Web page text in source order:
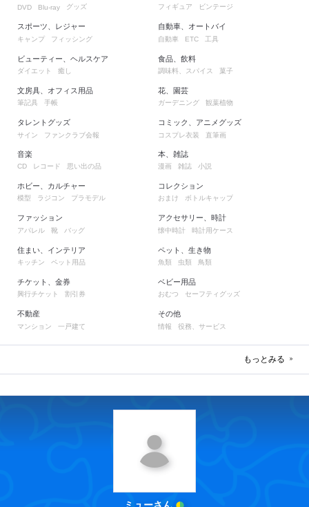
DVD Blu-ray グッズ
スポーツ、レジャー
キャンプ フィッシング
ビューティー、ヘルスケア
ダイエット 癒し
文房具、オフィス用品
筆記具 手帳
タレントグッズ
サイン ファンクラブ会報
フィギュア ビンテージ
自動車、オートバイ
自動車 ETC 工具
食品、飲料
調味料、スパイス 菓子
花、園芸
ガーデニング 観葉植物
コミック、アニメグッズ
コスプレ衣装 直筆画
音楽
CD レコード 思い出の品
ホビー、カルチャー
模型 ラジコン プラモデル
ファッション
アパレル 靴 バッグ
住まい、インテリア
キッチン ペット用品
チケット、金券
興行チケット 割引券
不動産
マンション 一戸建て
本、雑誌
漫画 雑誌 小説
コレクション
おまけ ボトルキャップ
アクセサリー、時計
懐中時計 時計用ケース
ペット、生き物
魚類 虫類 鳥類
ベビー用品
おむつ セーフティグッズ
その他
情報 役務、サービス
もっとみる
ミューさん